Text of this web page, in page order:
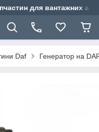
для вантажних
Daf Генератор на